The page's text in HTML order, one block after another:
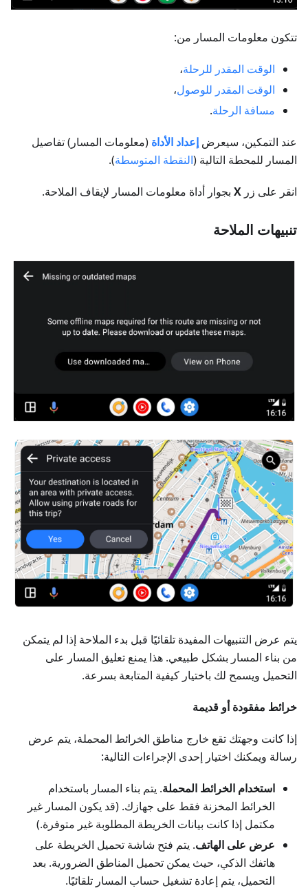
تتكون معلومات المسار من:
الوقت المقدر للرحلة،
الوقت المقدر للوصول،
مسافة الرحلة.
عند التمكين، سيعرض إعداد الأداة (معلومات المسار) تفاصيل
المسار للمحطة التالية (النقطة المتوسطة).
انقر على زر X بجوار أداة معلومات المسار لإيقاف الملاحة.
تنبيهات الملاحة
يتم عرض التنبيهات المفيدة تلقائيًا قبل بدء الملاحة إذا لم يتمكن
من بناء المسار بشكل طبيعي. هذا يمنع تعليق المسار على
التحميل ويسمح لك باختيار كيفية المتابعة بسرعة.
خرائط مفقودة أو قديمة
إذا كانت وجهتك تقع خارج مناطق الخرائط المحملة، يتم عرض
رسالة ويمكنك اختيار إحدى الإجراءات التالية:
استخدام الخرائط المحملة. يتم بناء المسار باستخدام
الخرائط المخزنة فقط على جهازك. (قد يكون المسار غير
مكتمل إذا كانت بيانات الخريطة المطلوبة غير متوفرة.)
عرض على الهاتف. يتم فتح شاشة تحميل الخريطة على
هاتفك الذكي، حيث يمكن تحميل المناطق الضرورية. بعد
التحميل، يتم إعادة تشغيل حساب المسار تلقائيًا.